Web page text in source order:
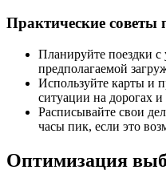
Практические
Планируйте поездки с
предполагаемой
Используйте карты и
ситуации на дорогах
Расписывайте свои
часы пик, если это
Оптимизация